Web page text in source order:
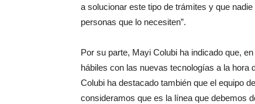
a solucionar este tipo de trámites y que
personas que lo necesiten”.
Por su parte, Mayi Colubi ha indicado que,
hábiles con las nuevas tecnologías a la hora
Colubi ha destacado también que el equipo
consideramos que es la línea que debemos